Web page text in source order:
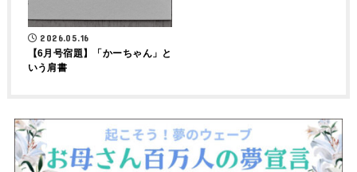
2026.05.16
【6月号宿題】「かーちゃん」と
いう肩書